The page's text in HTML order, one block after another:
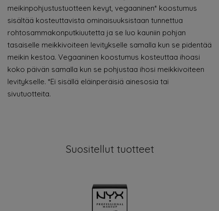
meikinpohjustustuotteen kevyt, vegaaninen* koostumus
sisältää kosteuttavista ominaisuuksistaan tunnettua
rohtosammakonputkiuutetta ja se luo kauniin pohjan
tasaiselle meikkivoiteen levitykselle samalla kun se pidentää
meikin kestoa. Vegaaninen koostumus kosteuttaa ihoasi
koko päivän samalla kun se pohjustaa ihosi meikkivoiteen
levitykselle. *Ei sisällä eläinperäisiä ainesosia tai
sivutuotteita.
Suositellut tuotteet